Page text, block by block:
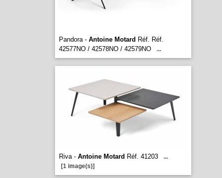
Pandora - Antoine Motard Réf. Réf.
42577NO / 42578NO / 42579NO
...
Riva - Antoine Motard Réf. 41203
...
[1 image(s)]